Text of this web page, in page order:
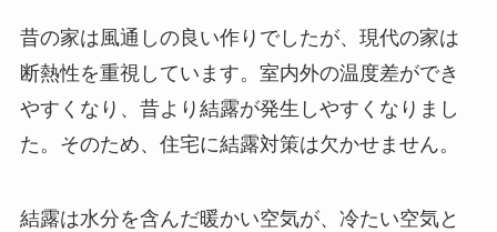
昔の家は風通しの良い作りでしたが、現代の家は
断熱性を重視しています。室内外の温度差ができ
やすくなり、昔より結露が発生しやすくなりまし
た。そのため、住宅に結露対策は欠かせません。
結露は水分を含んだ暖かい空気が、冷たい空気と